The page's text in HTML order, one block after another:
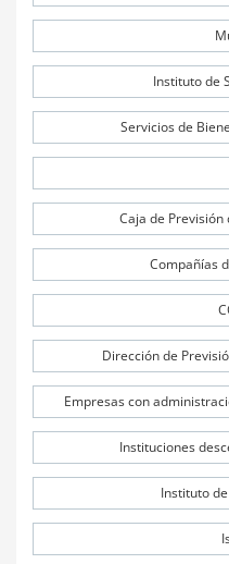
Instituto de
Servicios de
Caja de
Compañías
Dirección de
Empresas con
Instituciones
Instituto